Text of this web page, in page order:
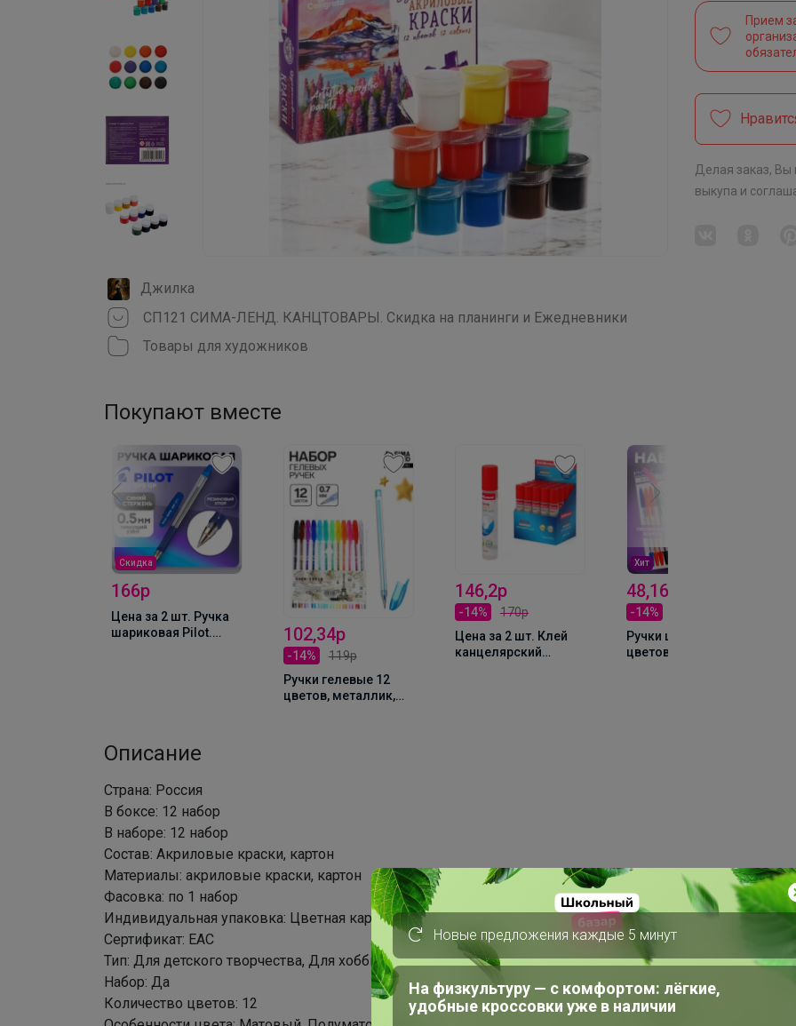
Джилка
СП121 СИМА-ЛЕНД. КАНЦТОВАРЫ. Скидка на планинги и Ежедневники
Товары для художников
Покупают вместе
Скидка
166р
Цена за 2 шт. Ручка
шариковая Pilot.
102,34р
-14%
119р
Ручки гелевые 12
цветов, металлик,
146,2р
-14%
170р
Цена за 2 шт. Клей
канцелярский
Хит
48,16р
-14%
Ручки шариковые 10
цветов, корпус
Описание
Страна: Россия
В боксе: 12 набор
В наборе: 12 набор
Состав: Акриловые краски, картон
Материалы: акриловые краски, картон
Фасовка: по 1 набор
Индивидуальная упаковка: Цветная картонная коробка
Сертификат: ЕАС
Тип: Для детского творчества, Для хобби и декорирования
Набор: Да
Количество цветов: 12
Прием
Делая заказ, Вы
выкупа и
Новые предложения каждые 5 минут
На физкультуру — с комфортом: лёгкие,
удобные кроссовки уже в наличии